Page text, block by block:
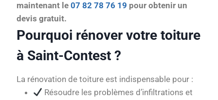
maintenant le 07 82 78 76 19 pour obtenir un
devis gratuit.
Pourquoi rénover votre toiture
à Saint-Contest ?
La rénovation de toiture est indispensable pour :
Résoudre les problèmes d’infiltrations et